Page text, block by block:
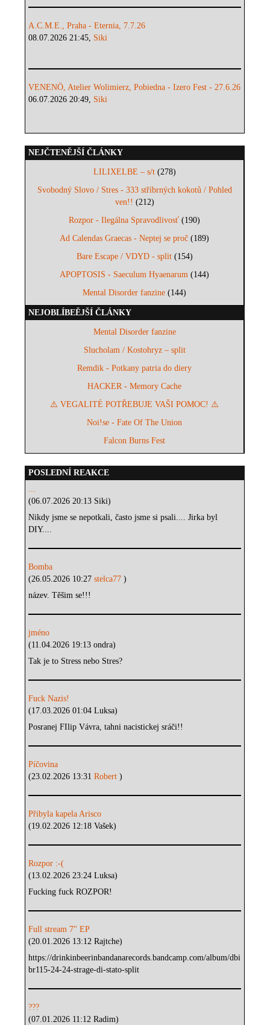
A.C.M.E., Praha - Eternia, 7.7.26
08.07.2026 21:45, Siki
VENENÖ, Atelier Wolimierz, Pobiedna - Izero Fest - 27.6.26
06.07.2026 20:49, Siki
NEJČTENĚJŠÍ ČLÁNKY
LILIXELBE – s/t(278)
Svobodný Slovo / Stres - 333 stříbrných kokotů / Pohled
ven!! (212)
Rozpor - Ilegálna Spravodlivosť (190)
Ad Calendas Graecas - Neptej se proč (189)
Bare Escape / VDYD - split(154)
APOPTOSIS - Saeculum Hyaenarum (144)
Mental Disorder fanzine (144)
NEJOBLÍBEĚJŠÍ ČLÁNKY
Mental Disorder fanzine
Slucholam / Kostohryz – split
Remdik - Potkany patria do diery
HACKER - Memory Cache
⚠️ VEGALITÉ POTŘEBUJE VAŠI POMOC! ⚠️
Noi!se - Fate Of The Union
Falcon Burns Fest
POSLEDNÍ REAKCE
...
(06.07.2026 20:13 Siki)
Nikdy jsme se nepotkali, často jsme si psali.... Jirka byl
DIY....
Bomba
(26.05.2026 10:27stelca77)
název. Těšim se!!!
jméno
(11.04.2026 19:13 ondra)
Tak je to Stress nebo Stres?
Fuck Nazis!
(17.03.2026 01:04 Luksa)
Posranej FIlip Vávra, tahni nacistickej sráči!!
Píčovina
(23.02.2026 13:31Robert)
Přibyla kapela Arisco
(19.02.2026 12:18 Vašek)
Rozpor :-(
(13.02.2026 23:24 Luksa)
Fucking fuck ROZPOR!
Full stream 7" EP
(20.01.2026 13:12 Rajtche)
https://drinkinbeerinbandanarecords.bandcamp.com/album/dbi
br115-24-24-strage-di-stato-split
???
(07.01.2026 11:12 Radim)